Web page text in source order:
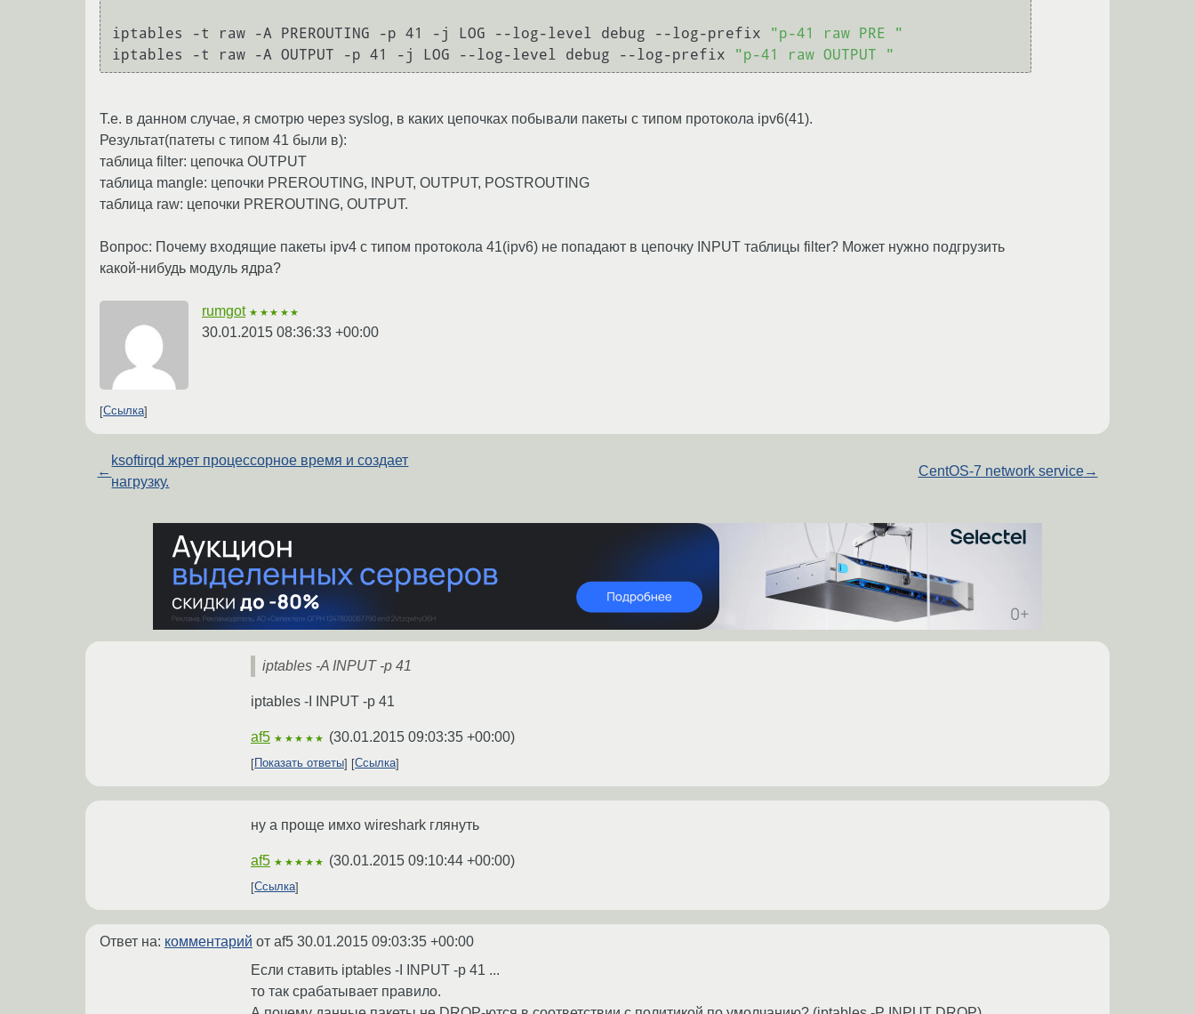
iptables -t raw -A PREROUTING -p 41 -j LOG --log-level debug --log-prefix
"p-41 raw PRE "
iptables -t raw -A OUTPUT -p 41 -j LOG --log-level debug --log-prefix
"p-41 raw OUTPUT "
Т.е. в данном случае, я смотрю через syslog, в каких цепочках побывали пакеты с типом протокола ipv6(41).
Результат(патеты с типом 41 были в):
таблица filter: цепочка OUTPUT
таблица mangle: цепочки PREROUTING, INPUT, OUTPUT, POSTROUTING
таблица raw: цепочки PREROUTING, OUTPUT.
Вопрос: Почему входящие пакеты ipv4 с типом протокола 41(ipv6) не попадают в цепочку INPUT таблицы filter? Может нужно подгрузить
какой-нибудь модуль ядра?
rumgot ★★★★★
30.01.2015 08:36:33 +00:00
Ссылка
←
ksoftirqd жрет процессорное время и создает
нагрузку.
CentOS-7 network service→
iptables -A INPUT -p 41
iptables -I INPUT -p 41
af5 ★★★★★ (30.01.2015 09:03:35 +00:00)
Показать ответы Ссылка
ну а проще имхо wireshark глянуть
af5 ★★★★★ (30.01.2015 09:10:44 +00:00)
Ссылка
Ответ на: комментарий от af5 30.01.2015 09:03:35 +00:00
Если ставить iptables -I INPUT -p 41 ...
то так срабатывает правило.